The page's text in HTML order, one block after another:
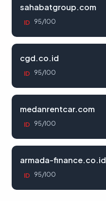
sahabatgroup.com
ID 95/100
cgd.co.id
ID 95/100
medanrentcar.com
ID 95/100
armada-finance.co.id
ID 95/100